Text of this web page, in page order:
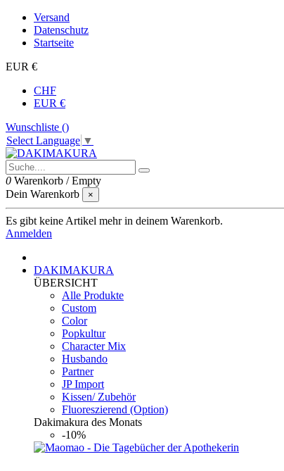
Versand
Datenschutz
Startseite
EUR €
CHF
EUR €
Wunschliste ()
Select Language ▼
0 Warenkorb /Empty
Dein Warenkorb
×
Es gibt keine Artikel mehr in deinem Warenkorb.
Anmelden
DAKIMAKURA
ÜBERSICHT
Alle Produkte
Custom
Color
Popkultur
Character Mix
Husbando
Partner
JP Import
Kissen/ Zubehör
Fluoreszierend (Option)
Dakimakura des Monats
-10%